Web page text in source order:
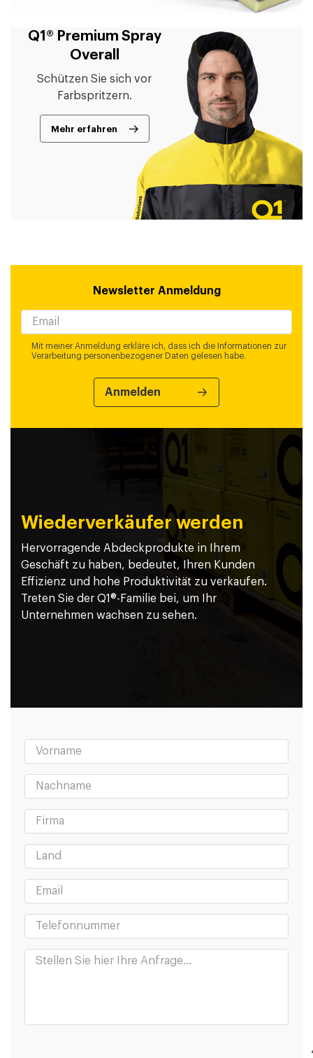
Q1® Premium Spray
Overall
Schützen Sie sich vor
Farbspritzern.
Mehr erfahren
Newsletter Anmeldung
Mit meiner Anmeldung erkläre ich, dass ich die Informationen zur
Verarbeitung personenbezogener Daten gelesen habe.
Wiederverkäufer werden
Hervorragende Abdeckprodukte in Ihrem
Geschäft zu haben, bedeutet, Ihren Kunden
Effizienz und hohe Produktivität zu verkaufen.
Treten Sie der Q1®-Familie bei, um Ihr
Unternehmen wachsen zu sehen.